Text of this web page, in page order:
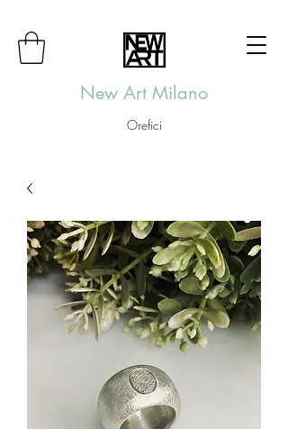
New Art Milano
Orefici